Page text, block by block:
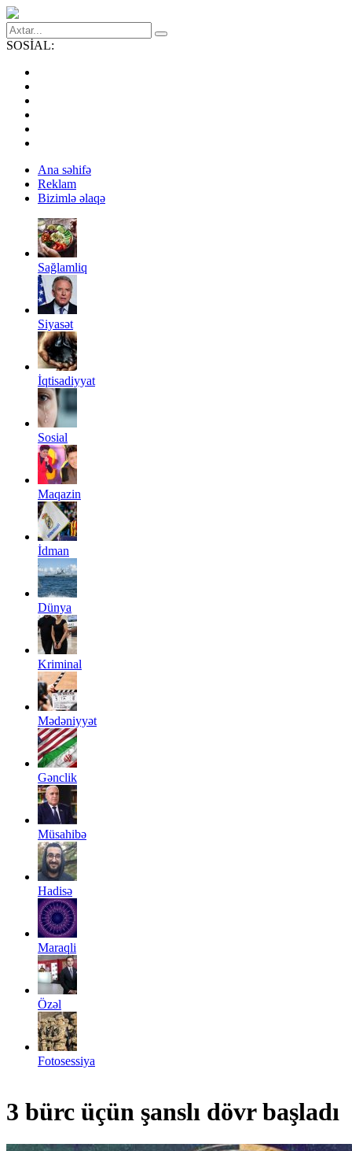
SOSİAL:
Ana səhifə
Reklam
Bizimlə əlaqə
Sağlamliq
Siyasət
İqtisadiyyat
Sosial
Maqazin
İdman
Dünya
Kriminal
Mədəniyyət
Gənclik
Müsahibə
Hadisə
Maraqli
Özəl
Fotosessiya
3 bürc üçün şanslı dövr başladı